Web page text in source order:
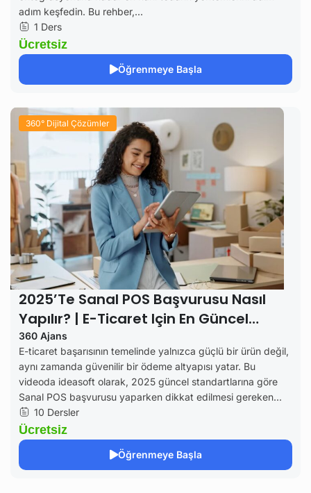
adım keşfedin. Bu rehber,...
1 Ders
Ücretsiz
Öğrenmeye Başla
360° Dijital Çözümler
2025’te Sanal POS Başvurusu Nasıl
Yapılır? | E-Ticaret Için En Güncel
Rehber
360 Ajans
E-ticaret başarısının temelinde yalnızca güçlü bir ürün değil,
aynı zamanda güvenilir bir ödeme altyapısı yatar. Bu
videoda ideasoft olarak, 2025 güncel standartlarına göre
Sanal POS başvurusu yaparken dikkat edilmesi gereken...
10 Dersler
Ücretsiz
Öğrenmeye Başla